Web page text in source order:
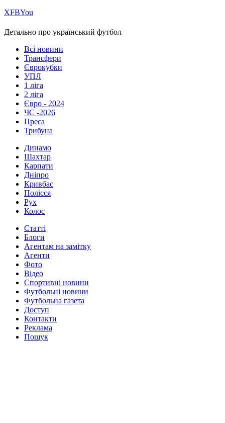
ХFBYou
Детально про український футбол
Всі новини
Трансфери
Єврокубки
УПЛ
1 ліга
2 ліга
Євро - 2024
ЧС -2026
Преса
Трибуна
Динамо
Шахтар
Карпати
Дніпро
Кривбас
Полісся
Рух
Колос
Статті
Блоги
Агентам на замітку
Агенти
Фото
Відео
Спортивні новини
Футбольні новини
Футбольна газета
Доступ
Контакти
Реклама
Пошук